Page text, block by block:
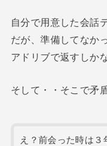
自分で用意した会話
だが、準備してなか
アドリブで返すしか
そして・・そこで矛
え？前会った時は